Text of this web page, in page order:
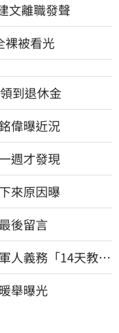
文離職發聲
裸被看光
到退休金
偉曝近況
週才發現
來原因曝
後留言
人義務「14天教召
舉曝光